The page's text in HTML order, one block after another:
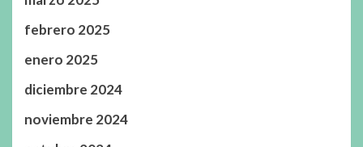
febrero 2025
enero 2025
diciembre 2024
noviembre 2024